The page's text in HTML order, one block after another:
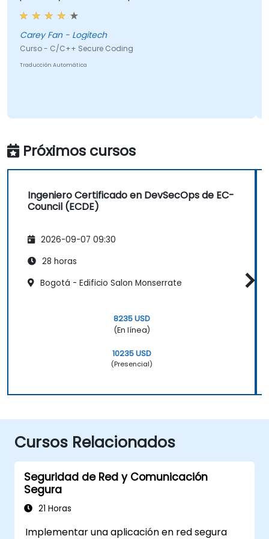
Carey Fan - Logitech
Curso - C/C++ Secure Coding
Traducción Automática
Próximos cursos
Ingeniero Certificado en DevSecOps de EC-
Council (ECDE)
2026-09-07 09:30
28 horas
Bogotá - Edificio Salon Monserrate
8235 USD
(En línea)
10235 USD
(Presencial)
Cursos Relacionados
Seguridad de Red y Comunicación
Segura
21 Horas
Implementar una aplicación en red segura